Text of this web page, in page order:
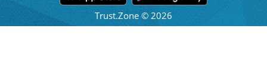
Trust.Zone © 2026